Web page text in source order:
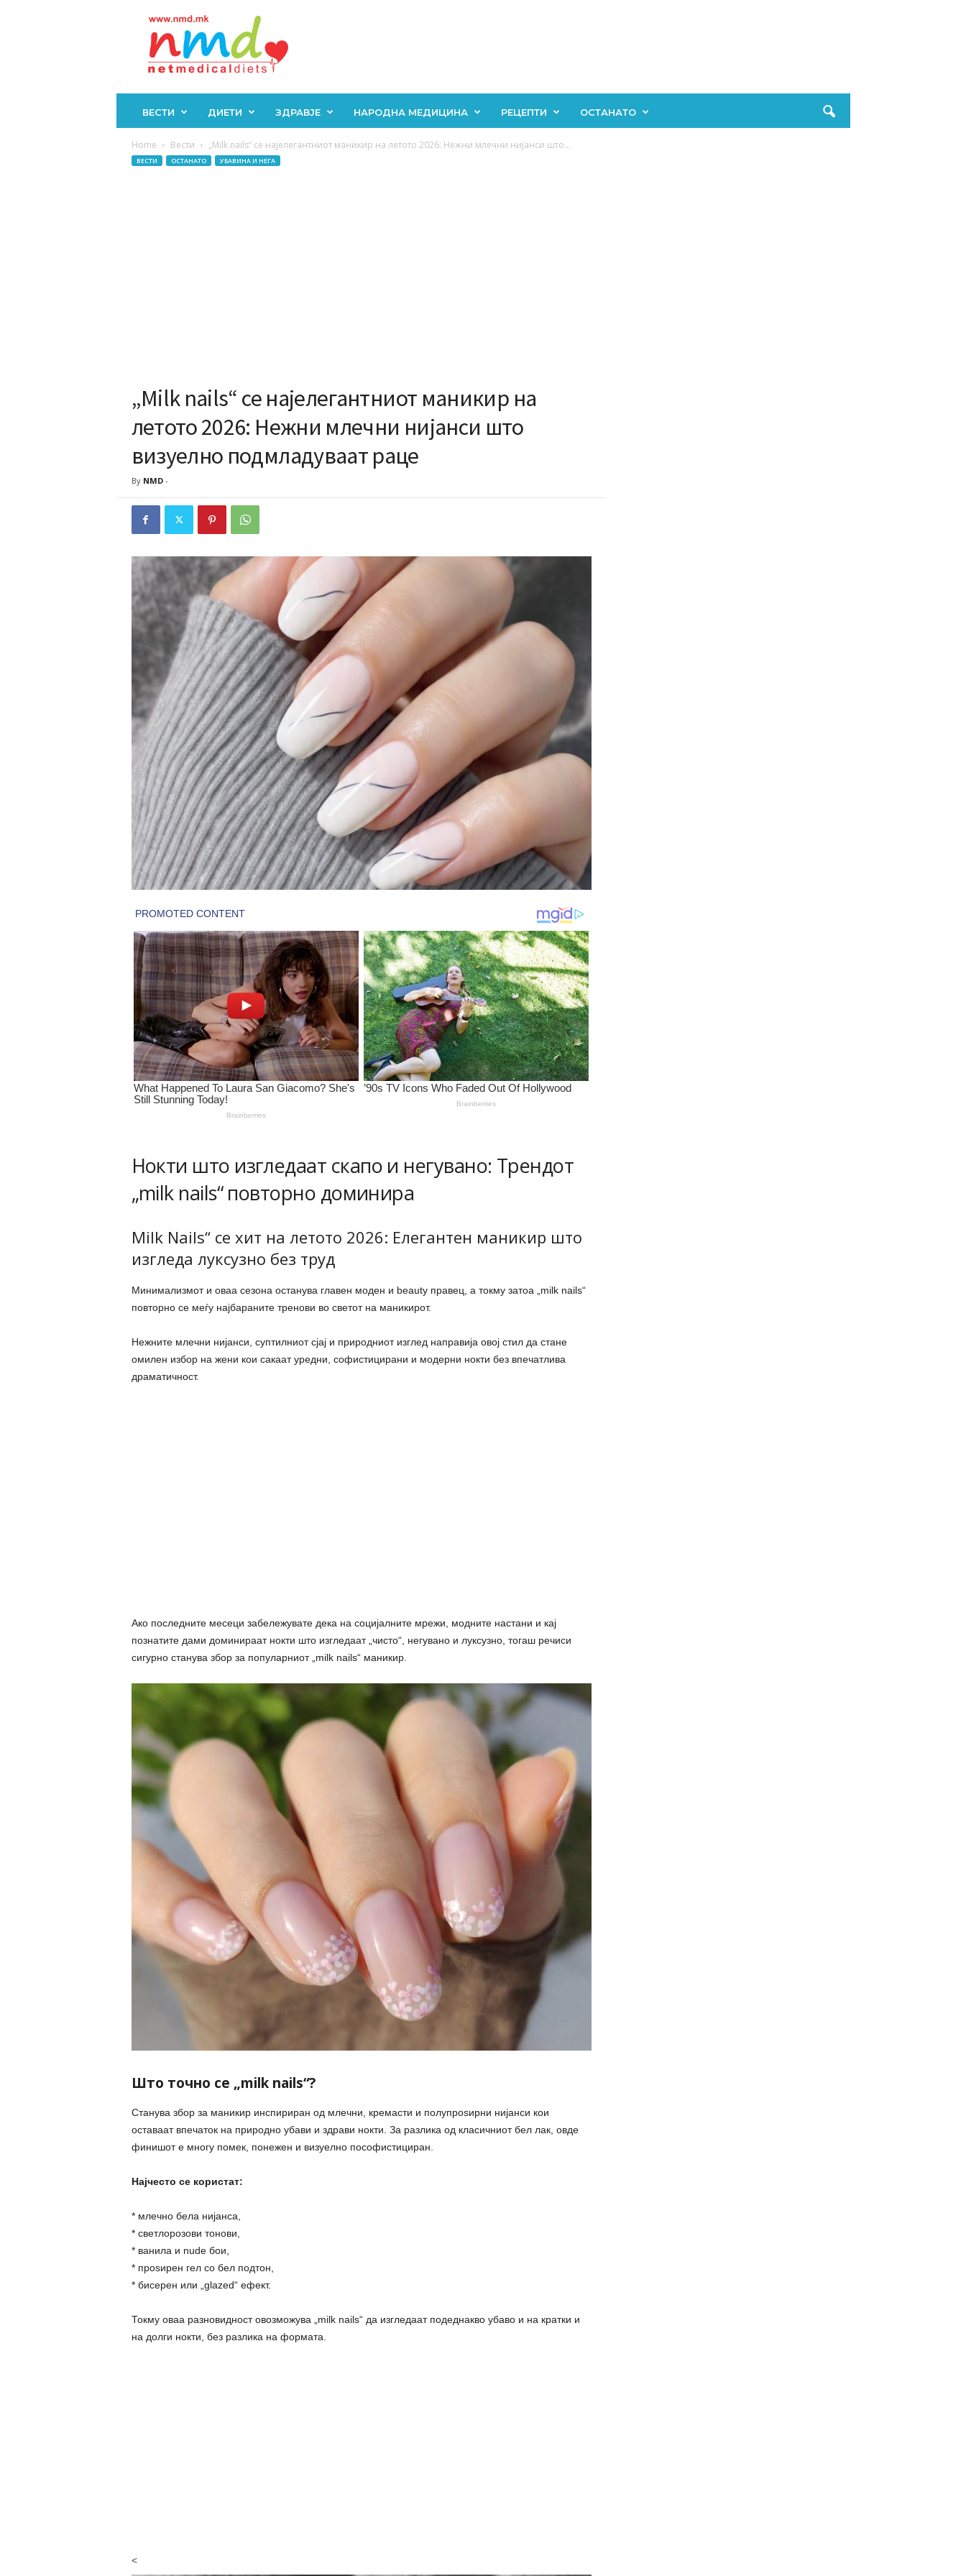
ВЕСТИ ДИЕТИ ЗДРАВЈЕ НАРОДНА МЕДИЦИНА РЕЦЕПТИ ОСТАНАТО
Home Вести „Milk nails“ се најелегантниот маникир на летото 2026: Нежни млечни нијанси што...
ВЕСТИ ОСТАНАТО УБАВИНА И НЕГА
„Milk nails“ се најелегантниот маникир на
летото 2026: Нежни млечни нијанси што
визуелно подмладуваат раце
By NMD-
Нокти што изгледаат скапо и негувано: Трендот
„milk nails“ повторно доминира
Milk Nails“ се хит на летото 2026: Елегантен маникир што
изгледа луксузно без труд
Минимализмот и оваа сезона останува главен моден и beauty правец, а токму затоа „milk nails“
повторно се меѓу најбараните тренови во светот на маникирот.
Нежните млечни нијанси, суптилниот сјај и природниот изглед направија овој стил да стане
омилен избор на жени кои сакаат уредни, софистицирани и модерни нокти без впечатлива
драматичност.
Ако последните месеци забележувате дека на социјалните мрежи, модните настани и кај
познатите дами доминираат нокти што изгледаат „чисто“, негувано и луксузно, тогаш речиси
сигурно станува збор за популарниот „milk nails“ маникир.
Што точно се „milk nails“?
Станува збор за маникир инспириран од млечни, кремасти и полупроѕирни нијанси кои
оставаат впечаток на природно убави и здрави нокти. За разлика од класичниот бел лак, овде
финишот е многу помек, понежен и визуелно пософистициран.
Најчесто се користат:
* млечно бела нијанса,
* светлорозови тонови,
* ванила и nude бои,
* проѕирен гел со бел подтон,
* бисерен или „glazed“ ефект.
Токму оваа разновидност овозможува „milk nails“ да изгледаат подеднакво убаво и на кратки и
на долги нокти, без разлика на формата.
<